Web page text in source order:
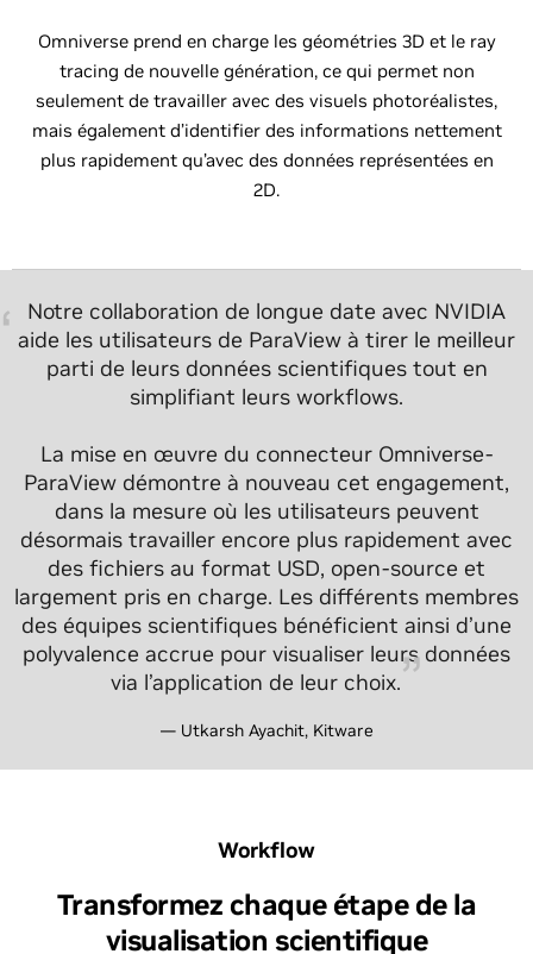
Omniverse prend en charge les géométries 3D et le ray
tracing de nouvelle génération, ce qui permet non
seulement de travailler avec des visuels photoréalistes,
mais également d’identifier des informations nettement
plus rapidement qu’avec des données représentées en
2D.
Notre collaboration de longue date avec NVIDIA
aide les utilisateurs de ParaView à tirer le meilleur
parti de leurs données scientifiques tout en
simplifiant leurs workflows.
La mise en œuvre du connecteur Omniverse-
ParaView démontre à nouveau cet engagement,
dans la mesure où les utilisateurs peuvent
désormais travailler encore plus rapidement avec
des fichiers au format USD, open-source et
largement pris en charge. Les différents membres
des équipes scientifiques bénéficient ainsi d’une
polyvalence accrue pour visualiser leurs données
via l’application de leur choix.
Les scientifiques génèrent traditionnellement des
visualisations pouvant s’avérer très utiles pour
l’analyse de données, mais qui manquent parfois
compréhensibles auprès d’un plus large public.
Pour générer mes diverses visualisations, j’utilise
des applications pouvant inclure ParaView,
Houdini FX, Substance Painter ou Photoshop.
Omniverse me permet d’utiliser tous ces outils de
manière totalement interactive, afin de générer ce
que j’appelle "des visualisations percutantes".
— Brad Carvey, Sandia National Lab
Workflow
Transformez chaque étape de la
visualisation scientifique